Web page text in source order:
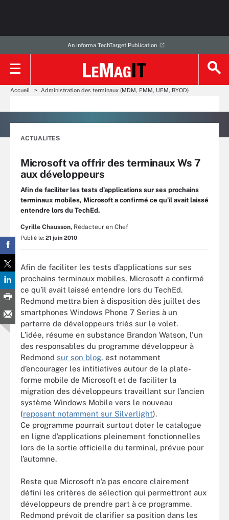
An Informa TechTarget Publication
Accueil Administration des terminaux (MDM, EMM, UEM, BYOD)
ACTUALITES
Microsoft va offrir des terminaux Ws 7
aux développeurs
Afin de faciliter les tests d’applications sur ses prochains
terminaux mobiles, Microsoft a confirmé ce qu’il avait laissé
entendre lors du TechEd.
Cyrille Chausson, Rédacteur en Chef
Publié le: 21 juin 2010
Afin de faciliter les tests d’applications sur ses
prochains terminaux mobiles, Microsoft a confirmé
ce qu’il avait laissé entendre lors du TechEd.
Redmond mettra bien à disposition dès juillet des
smartphones Windows Phone 7 Series à un
parterre de développeurs triés sur le volet.
L’idée, résume en substance Brandon Watson, l'un
des responsables du programme développeur à
Redmond sur son blog, est notamment
d’encourager les intitiatives autour de la plate-
forme mobile de Microsoft et de faciliter la
migration des développeurs travaillant sur l’ancien
système Windows Mobile vers le nouveau
(reposant notamment sur Silverlight).
Ce programme pourrait surtout doter le catalogue
en ligne d’applications pleinement fonctionnelles
lors de la sortie officielle du terminal, prévue pour
l’automne.
Reste que Microsoft n’a pas encore clairement
défini les critères de sélection qui permettront aux
développeurs de prendre part à ce programme.
Redmond prévoit de clarifier sa position dans les